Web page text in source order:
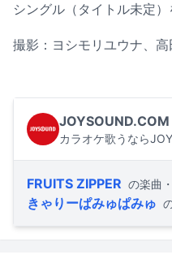
シングル（タイトル未定）
撮影：ヨシモリユウナ、
JOYSOUND.COM
カラオケ歌うなら
FRUITS ZIPPER の楽曲
きゃりーぱみゅぱみゅ